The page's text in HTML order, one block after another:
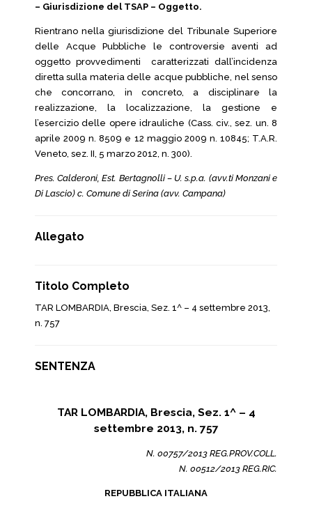
– Giurisdizione del TSAP – Oggetto.
Rientrano nella giurisdizione del Tribunale Superiore
delle Acque Pubbliche le controversie aventi ad
oggetto provvedimenti caratterizzati dall’incidenza
diretta sulla materia delle acque pubbliche, nel senso
che concorrano, in concreto, a disciplinare la
realizzazione, la localizzazione, la gestione e
l’esercizio delle opere idrauliche (Cass. civ., sez. un. 8
aprile 2009 n. 8509 e 12 maggio 2009 n. 10845; T.A.R.
Veneto, sez. II, 5 marzo 2012, n. 300).
Pres. Calderoni, Est. Bertagnolli – U. s.p.a. (avv.ti Monzani e
Di Lascio) c. Comune di Serina (avv. Campana)
Allegato
Titolo Completo
TAR LOMBARDIA, Brescia, Sez. 1^ – 4 settembre 2013,
n. 757
SENTENZA
TAR LOMBARDIA, Brescia, Sez. 1^ – 4
settembre 2013, n. 757
N. 00757/2013 REG.PROV.COLL.
N. 00512/2013 REG.RIC.
REPUBBLICA ITALIANA